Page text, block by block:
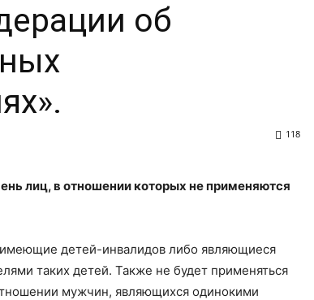
об
118
лиц, в отношении которых не применяются
детей-инвалидов либо являющиеся
таких детей. Также не будет применяться
мужчин, являющихся одинокими